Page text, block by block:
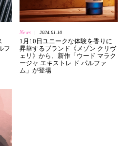
フ
News 2024.01.10
1月10日ユニークな体験を香りに
昇華するブランド《メゾン クリヴ
ェリ》から、新作「ウード マラク
ージャ エキストレ ド パルファ
ム」が登場